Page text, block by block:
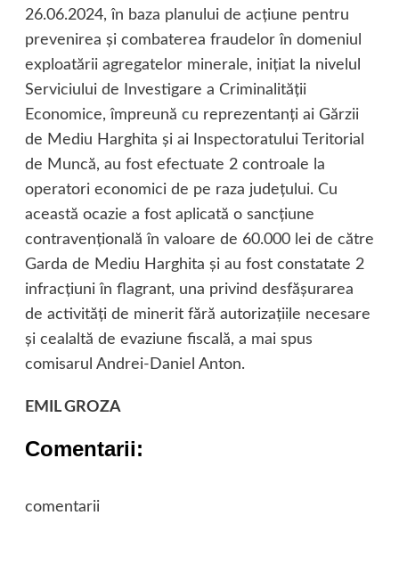
26.06.2024, în baza planului de acţiune pentru
prevenirea şi combaterea fraudelor în domeniul
exploatării agregatelor minerale, iniţiat la nivelul
Serviciului de Investigare a Criminalităţii
Economice, împreună cu reprezentanţi ai Gărzii
de Mediu Harghita şi ai Inspectoratului Teritorial
de Muncă, au fost efectuate 2 controale la
operatori economici de pe raza judeţului. Cu
această ocazie a fost aplicată o sancţiune
contravenţională în valoare de 60.000 lei de către
Garda de Mediu Harghita şi au fost constatate 2
infracţiuni în flagrant, una privind desfăşurarea
de activităţi de minerit fără autorizaţiile necesare
şi cealaltă de evaziune fiscală, a mai spus
comisarul Andrei-Daniel Anton.
EMIL GROZA
Comentarii:
comentarii